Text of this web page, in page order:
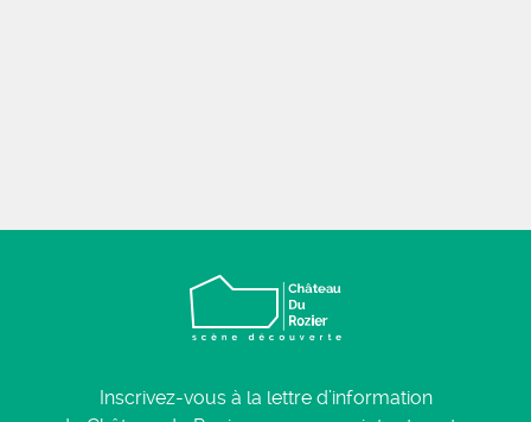
Inscrivez-vous à la lettre d’information